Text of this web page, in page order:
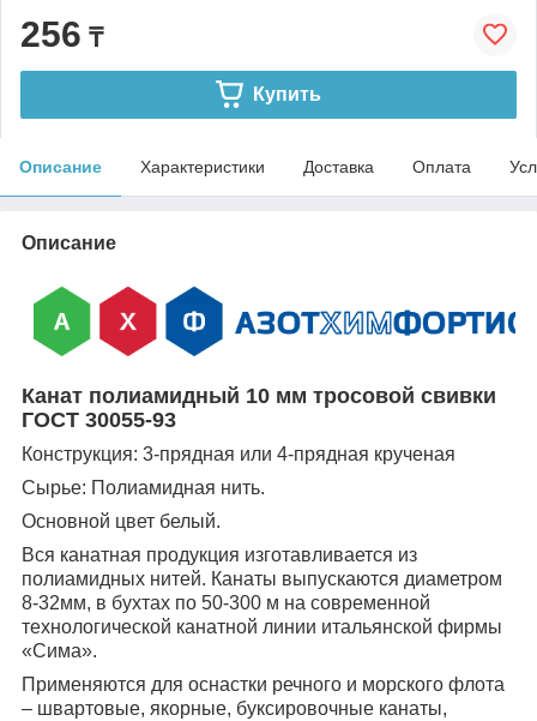
256 ₸
Купить
Описание Характеристики Доставка Оплата
Описание
Канат полиамидный 10 мм тросовой свивки
ГОСТ 30055-93
Конструкция: 3-прядная или 4-прядная крученая
Сырье: Полиамидная нить.
Основной цвет белый.
Вся канатная продукция изготавливается из
полиамидных нитей. Канаты выпускаются диаметром
8-32мм, в бухтах по 50-300 м на современной
технологической канатной линии итальянской фирмы
«Сима».
Применяются для оснастки речного и морского флота
– швартовые, якорные, буксировочные канаты,